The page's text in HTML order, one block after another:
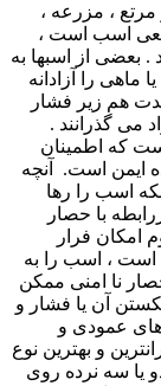
مرتع ، مزرعه ،
اسب است ،
بعضی از اسبها به
ماهی را آزادانه
هم زیر فشار
می گذرانند .
که اطمینان
ایمن است. آنچه
اسب را رها
با حصار
امکان فرار
است ، اسب را به
نا امنی ممکن
آن یا فشار و
های عمودی و
و بهترین نوع
یا سه نرده روی